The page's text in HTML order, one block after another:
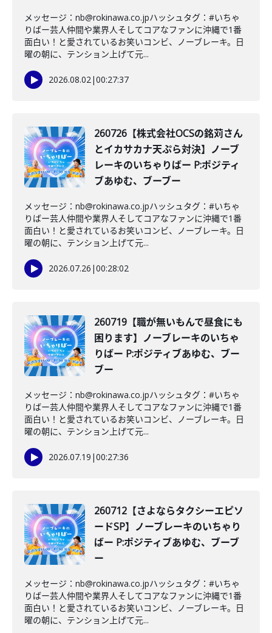
メッセージ：nb@rokinawa.co.jpハッシュタグ：#いちゃ
りばー芸人仲間や業界人そしてコアなファンに沖縄で1番
面白い！と愛されているお笑いコンビ、ノーブレーキ。日
曜の朝に、テンション上げて元...
2026.08.02|00:27:37
260726【株式会社OCSの銘苅さん
とイカサカナ天ぷら対決】ノーブ
レーキのいちゃりばー P:ポジティ
ブあゆむ、ブーブー
メッセージ：nb@rokinawa.co.jpハッシュタグ：#いちゃ
りばー芸人仲間や業界人そしてコアなファンに沖縄で1番
面白い！と愛されているお笑いコンビ、ノーブレーキ。日
曜の朝に、テンション上げて元...
2026.07.26 |00:28:02
260719【職が無いもんで昼食にも
困ります】ノーブレーキのいちゃ
りばー P:ポジティブあゆむ、ブー
ブー
メッセージ：nb@rokinawa.co.jpハッシュタグ：#いちゃ
りばー芸人仲間や業界人そしてコアなファンに沖縄で1番
面白い！と愛されているお笑いコンビ、ノーブレーキ。日
曜の朝に、テンション上げて元...
2026.07.19 |00:27:36
260712【さよならタクシーエピソ
ードSP】ノーブレーキのいちゃり
ばー P:ポジティブあゆむ、ブーブ
ー
メッセージ：nb@rokinawa.co.jpハッシュタグ：#いちゃ
りばー芸人仲間や業界人そしてコアなファンに沖縄で1番
面白い！と愛されているお笑いコンビ、ノーブレーキ。日
曜の朝に、テンション上げて元...